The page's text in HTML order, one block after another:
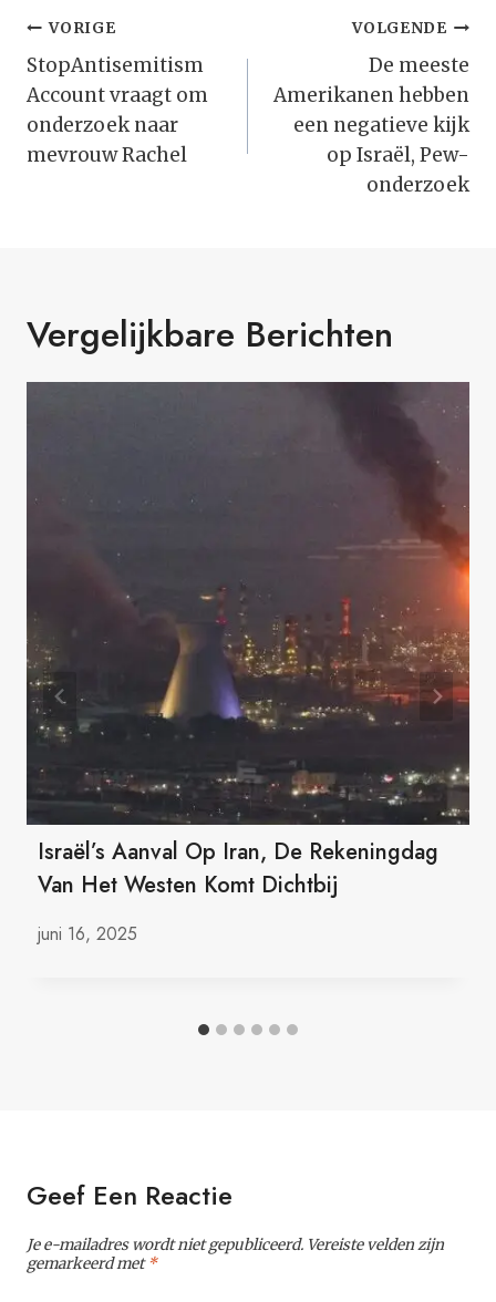
Bericht
Navigatie
VORIGE
StopAntisemitism
Account vraagt om
onderzoek naar
mevrouw Rachel
VOLGENDE
De meeste
Amerikanen hebben
een negatieve kijk
op Israël, Pew-
onderzoek
Vergelijkbare Berichten
Israël’s Aanval Op Iran, De Rekeningdag
Van Het Westen Komt Dichtbij
juni 16, 2025
Geef Een Reactie
Je e-mailadres wordt niet gepubliceerd. Vereiste velden zijn
gemarkeerd met*